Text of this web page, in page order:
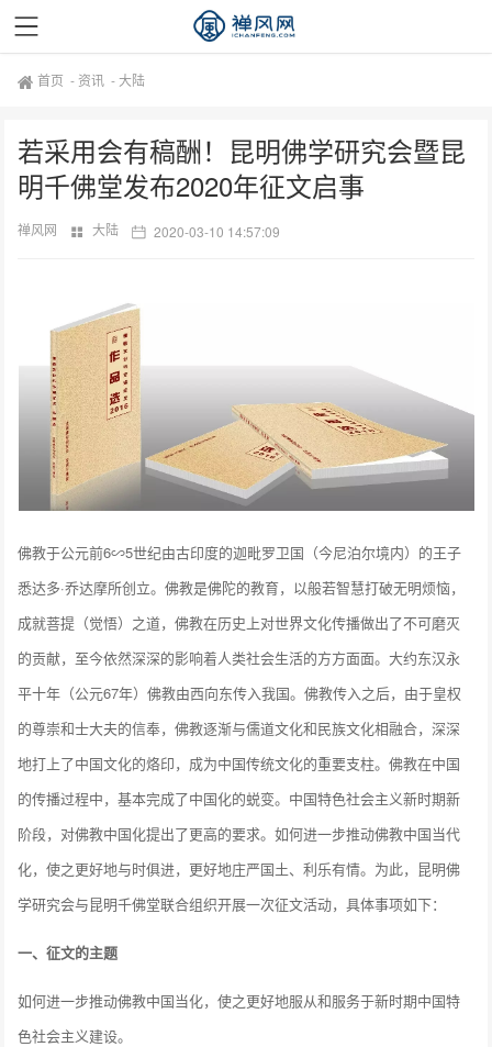
首页 - 资讯 -大陆
若采用会有稿酬！昆明佛学研究会暨昆
明千佛堂发布2020年征文启事
禅风网 大陆 2020-03-10 14:57:09
佛教于公元前6∽5世纪由古印度的迦毗罗卫国（今尼泊尔境内）的王子
悉达多·乔达摩所创立。佛教是佛陀的教育，以般若智慧打破无明烦恼，
成就菩提（觉悟）之道，佛教在历史上对世界文化传播做出了不可磨灭
的贡献，至今依然深深的影响着人类社会生活的方方面面。大约东汉永
平十年（公元67年）佛教由西向东传入我国。佛教传入之后，由于皇权
的尊崇和士大夫的信奉，佛教逐渐与儒道文化和民族文化相融合，深深
地打上了中国文化的烙印，成为中国传统文化的重要支柱。佛教在中国
的传播过程中，基本完成了中国化的蜕变。中国特色社会主义新时期新
阶段，对佛教中国化提出了更高的要求。如何进一步推动佛教中国当代
化，使之更好地与时俱进，更好地庄严国土、利乐有情。为此，昆明佛
学研究会与昆明千佛堂联合组织开展一次征文活动，具体事项如下：
一、征文的主题
如何进一步推动佛教中国当化，使之更好地服从和服务于新时期中国特
色社会主义建设。